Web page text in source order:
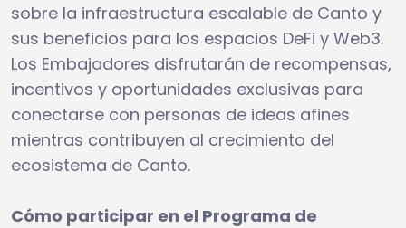
sobre la infraestructura escalable de Canto y
sus beneficios para los espacios DeFi y Web3.
Los Embajadores disfrutarán de recompensas,
incentivos y oportunidades exclusivas para
conectarse con personas de ideas afines
mientras contribuyen al crecimiento del
ecosistema de Canto.
Cómo participar en el Programa de